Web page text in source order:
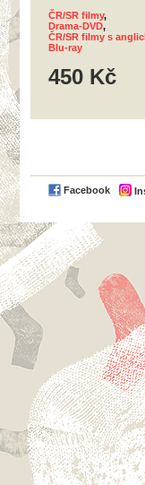
ČR/SR filmy,
Drama-DVD,
ČR/SR filmy s
Blu-ray
450 Kč
Facebook